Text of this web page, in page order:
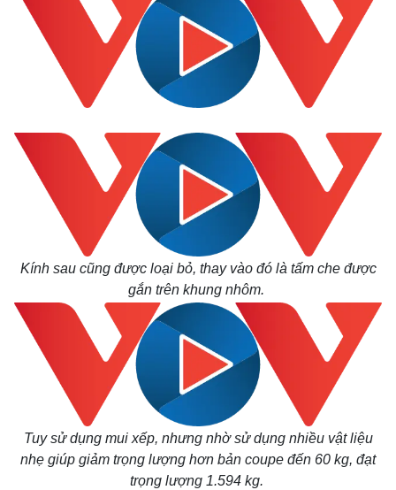
Kính sau cũng được loại bỏ, thay vào đó là tấm che được
gắn trên khung nhôm.
Tuy sử dụng mui xếp, nhưng nhờ sử dụng nhiều vật liệu
nhẹ giúp giảm trọng lượng hơn bản coupe đến 60 kg, đạt
trọng lượng 1.594 kg.